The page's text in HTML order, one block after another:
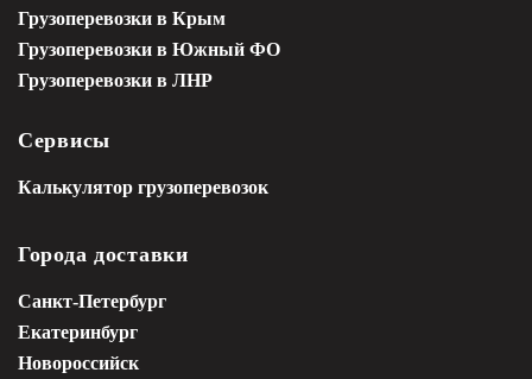
Грузоперевозки в Крым
Грузоперевозки в Южный ФО
Грузоперевозки в ЛНР
Сервисы
Калькулятор грузоперевозок
Города доставки
Санкт-Петербург
Екатеринбург
Новороссийск